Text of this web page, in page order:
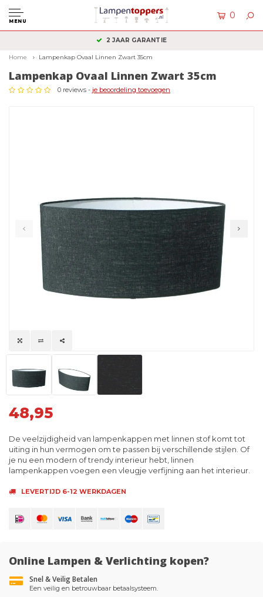
MENU
0
KLANTENSERVICE: +31 (0)36 2340050
Home Lampenkap Ovaal Linnen Zwart 35cm
Lampenkap Ovaal Linnen Zwart 35cm
0 reviews - je beoordeling toevoegen
48,95
De veelzijdigheid van lampenkappen met linnen stof komt tot
uiting in hun vermogen om te passen bij verschillende stijlen. Of
je nu een modern of trendy interieur hebt, linnen
lampenkappen voegen een vleugje verfijning aan het interieur.
LEVERTIJD 6-12 WERKDAGEN
Online Lampen & Verlichting kopen?
Snel & Veilig Betalen
Een veilig en betrouwbaar betaalsysteem.